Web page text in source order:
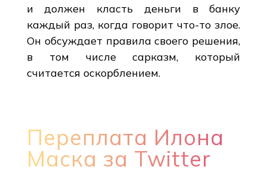
и должен класть деньги в банку
каждый раз, когда говорит что-то злое.
Он обсуждает правила своего решения,
в том числе сарказм, который
считается оскорблением.
Переплата Илона
Маска за Twitter